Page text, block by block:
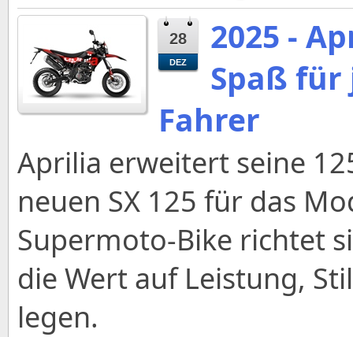
28
DEZ
2025 -
Spaß
Fahrer
Aprilia erweitert seine
neuen SX 125 für das
Supermoto-Bike richtet
die Wert auf Leistung,
legen.